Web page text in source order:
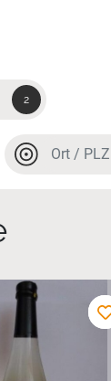
2
Ort oder PLZ